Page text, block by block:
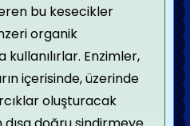
bu kesecikler
organik
kullanılırlar. Enzimler,
içerisinde, üzerinde
oluşturacak